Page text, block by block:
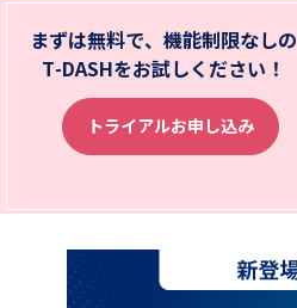
まずは無料で、機能制限なしの
T-DASHをお試しください！
トライアルお申し込み